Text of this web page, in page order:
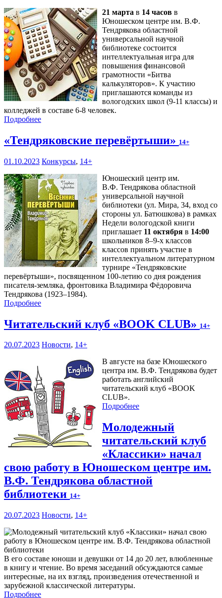
21 марта в 14 часов в
Юношеском центре им. В.Ф.
Тендрякова областной
универсальной научной
библиотеке состоится
интеллектуальная игра для
повышения финансовой
грамотности «Битва
калькуляторов». К участию
приглашаются команды из
вологодских школ (9-11 классы) и
колледжей в составе 6-8 человек.
Подробнее
«Тендряковские перевёртыши» 14+
01.10.2023 Конкурсы, 14+
Юношеский центр им.
В.Ф. Тендрякова областной
универсальной научной
библиотеки (ул. Мира, 34, вход со
стороны ул. Батюшкова) в рамках
Недели вологодской книги
приглашает 11 октября в 14:00
школьников 8–9-х классов
классов принять участие в
интеллектуальном литературном
турнире «Тендряковские
перевёртыши», посвященном 100-летию со дня рождения
писателя-земляка, фронтовика Владимира Фёдоровича
Тендрякова (1923–1984).
Подробнее
Читательский клуб «BOOK CLUB» 14+
20.07.2023 Новости, 14+
В августе на базе Юношеского
центра им. В.Ф. Тендрякова будет
работать английский
читательский клуб «BOOK
CLUB».
Подробнее
Молодежный
читательский клуб
«Классики» начал
свою работу в Юношеском центре им.
В.Ф. Тендрякова областной
библиотеки 14+
20.07.2023 Новости, 14+
В его составе юноши и девушки от 14 до 20 лет, влюбленные
в книгу и чтение. Во время заседаний обсуждаются самые
интересные, на их взгляд, произведения отечественной и
зарубежной классической литературы.
Подробнее